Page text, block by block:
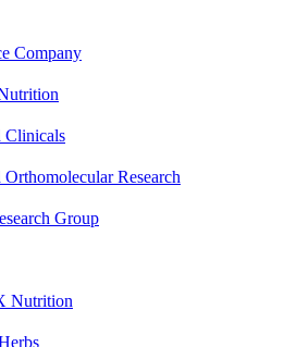
Company
Clinicals
Research
Group
Nutrition